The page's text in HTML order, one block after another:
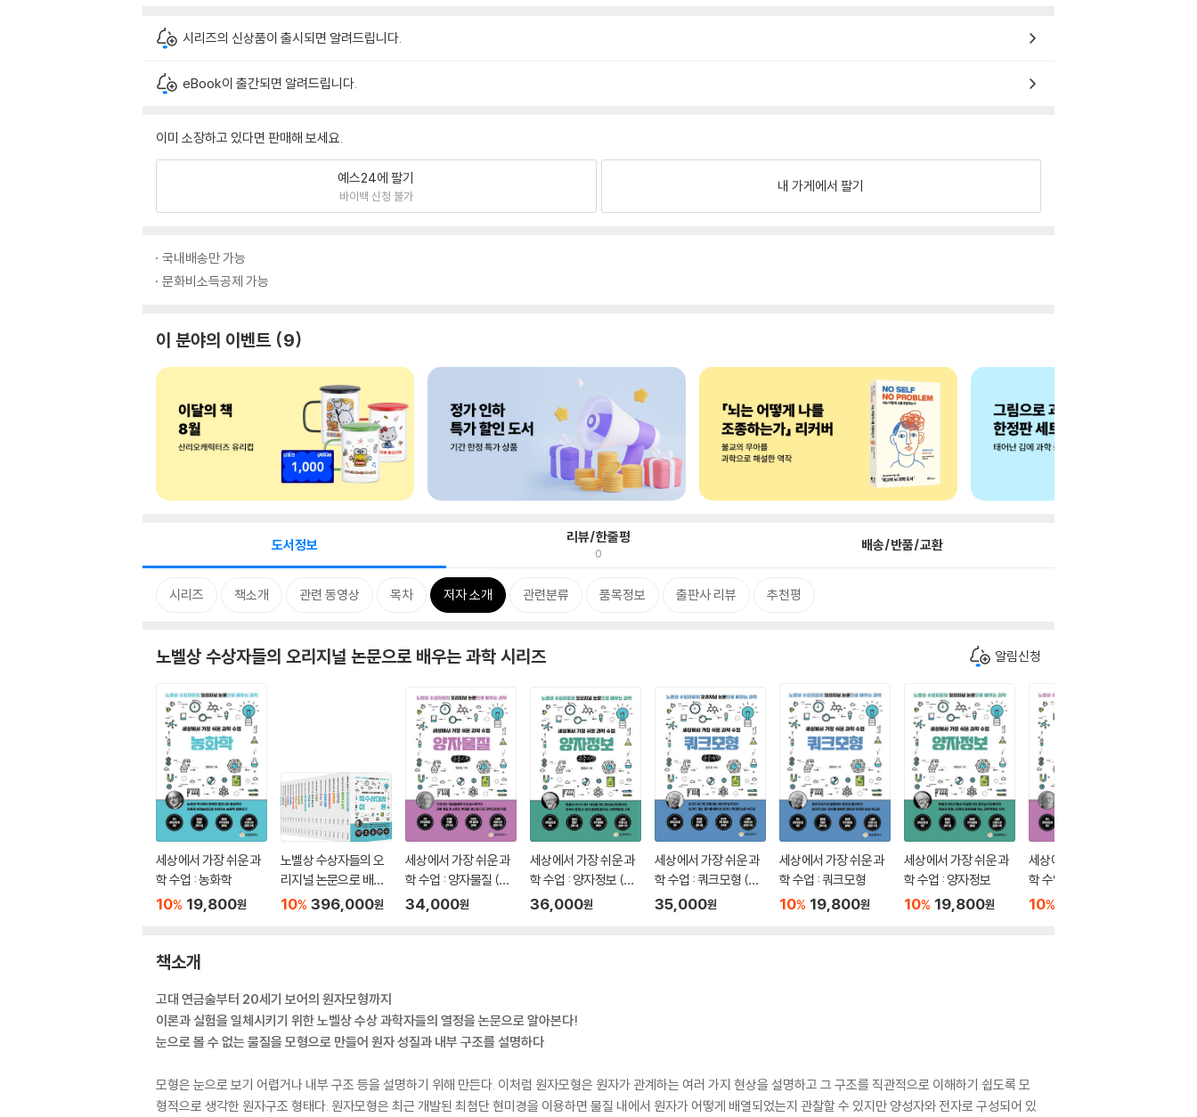
시리즈의 신상품이 출시되면 알려드립니다.
eBook이 출간되면 알려드립니다.
이미 소장하고 있다면 판매해 보세요.
예스24에 팔기
바이백 신청 불가
내 가게에서 팔기
국내배송만 가능
문화비소득공제 가능
이 분야의 이벤트 9
도서정보 리뷰/한줄평
0 배송/반품/교환
시리즈 책소개 관련 동영상 목차 저자 소개 관련분류 품목정보 출판사 리뷰 추천평
노벨상 수상자들의 오리지널 논문으로 배우는 과학 시리즈 알림신청
세상에서 가장 쉬운 과
학 수업 : 농화학
10% 19,800원
노벨상 수상자들의 오
리지널 논문으로 배우
는 과학 시리즈 박스세
10% 396,000원
세상에서 가장 쉬운 과
학 수업 : 양자물질 (큰
글자책)
34,000원
세상에서 가장 쉬운 과
학 수업 : 양자정보 (큰
글자책)
36,000원
세상에서 가장 쉬운 과
학 수업 : 쿼크모형 (큰
글자책)
35,000원
세상에서 가장 쉬운 과
학 수업 : 쿼크모형
10% 19,800원
세상에서 가장 쉬운 과
학 수업 : 양자정보
10% 19,800원
세상에서 가장 쉬운 과
학 수업 : 양자물질
10%
책소개
고대 연금술부터 20세기 보어의 원자모형까지
이론과 실험을 일체시키기 위한 노벨상 수상 과학자들의 열정을 논문으로 알아본다!
눈으로 볼 수 없는 물질을 모형으로 만들어 원자 성질과 내부 구조를 설명하다
모형은 눈으로 보기 어렵거나 내부 구조 등을 설명하기 위해 만든다. 이처럼 원자모형은 원자가 관계하는 여러 가지 현상을 설명하고 그 구조를 직관적으로 이해하기 쉽도록 모
형적으로 생각한 원자구조 형태다. 원자모형은 최근 개발된 최첨단 현미경을 이용하면 물질 내에서 원자가 어떻게 배열되었는지 관찰할 수 있지만 양성자와 전자로 구성되어 있